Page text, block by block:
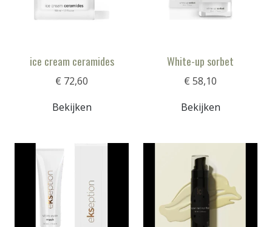
ice cream ceramides
€ 72,60
Bekijken
White-up sorbet
€ 58,10
Bekijken